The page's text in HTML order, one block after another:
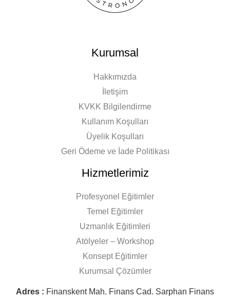
Kurumsal
Hakkımızda
İletişim
KVKK Bilgilendirme
Kullanım Koşulları
Üyelik Koşulları
Geri Ödeme ve İade Politikası
Hizmetlerimiz
Profesyonel Eğitimler
Temel Eğitimler
Uzmanlık Eğitimleri
Atölyeler – Workshop
Konsept Eğitimler
Kurumsal Çözümler
Adres : Finanskent Mah. Finans Cad. Sarphan Finans